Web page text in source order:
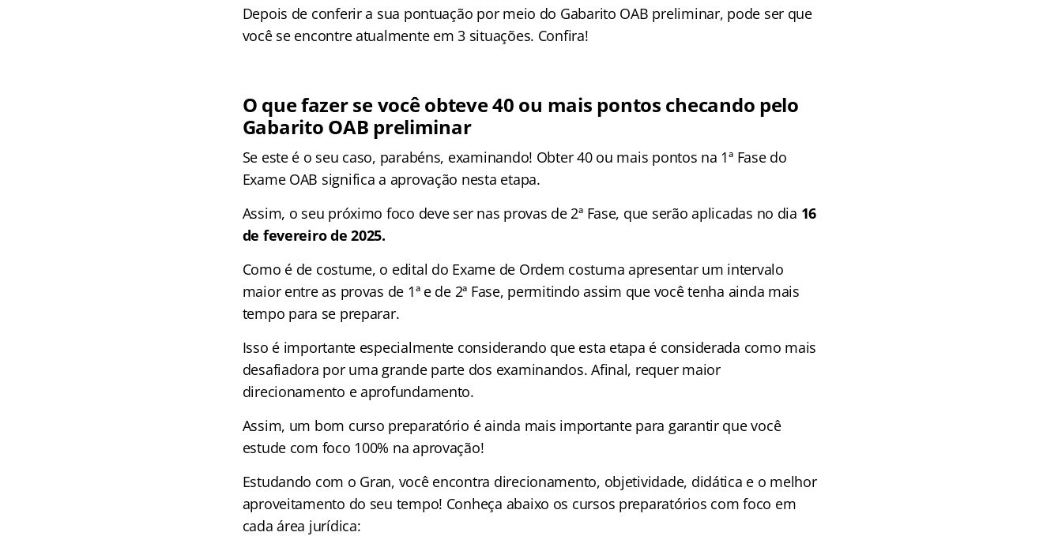
Depois de conferir a sua pontuação por meio do Gabarito OAB preliminar, pode ser que
você se encontre atualmente em 3 situações. Confira!
O que fazer se você obteve 40 ou mais pontos checando pelo
Gabarito OAB preliminar
Se este é o seu caso, parabéns, examinando! Obter 40 ou mais pontos na 1ª Fase do
Exame OAB significa a aprovação nesta etapa.
Assim, o seu próximo foco deve ser nas provas de 2ª Fase, que serão aplicadas no dia 16
de fevereiro de 2025.
Como é de costume, o edital do Exame de Ordem costuma apresentar um intervalo
maior entre as provas de 1ª e de 2ª Fase, permitindo assim que você tenha ainda mais
tempo para se preparar.
Isso é importante especialmente considerando que esta etapa é considerada como mais
desafiadora por uma grande parte dos examinandos. Afinal, requer maior
direcionamento e aprofundamento.
Assim, um bom curso preparatório é ainda mais importante para garantir que você
estude com foco 100% na aprovação!
Estudando com o Gran, você encontra direcionamento, objetividade, didática e o melhor
aproveitamento do seu tempo! Conheça abaixo os cursos preparatórios com foco em
cada área jurídica: